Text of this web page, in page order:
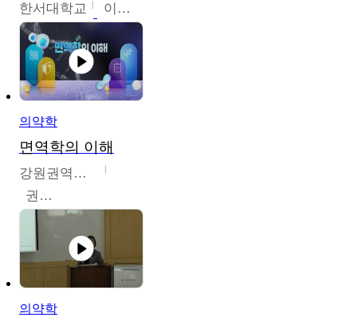
한서대학교 이태연
의약학
면역학의 이해
강원권역센터
권보인
의약학